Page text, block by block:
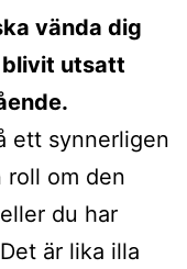
vända dig
blivit utsatt
ett synnerligen
roll om den
du har
är lika illa